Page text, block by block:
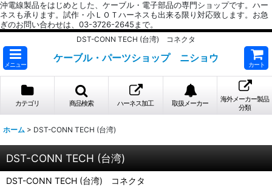
沖電線製品をはじめとした、ケーブル・電子部品の専門ショップです。ハー
ネスも承ります。試作・小ＬＯＴハーネスも出来る限り対応致します。お急
ぎのお問い合わせは、03-3726-2645まで。
DST-CONN TECH (台湾) コネクタ
メニュー
ケーブル・パーツショップ ニショウ
カート
カテゴリ 商品検索 ハーネス加工 取扱メーカー
海外メーカー製品
分類
ホーム > DST-CONN TECH (台湾)
DST-CONN TECH (台湾)
DST-CONN TECH (台湾) コネクタ